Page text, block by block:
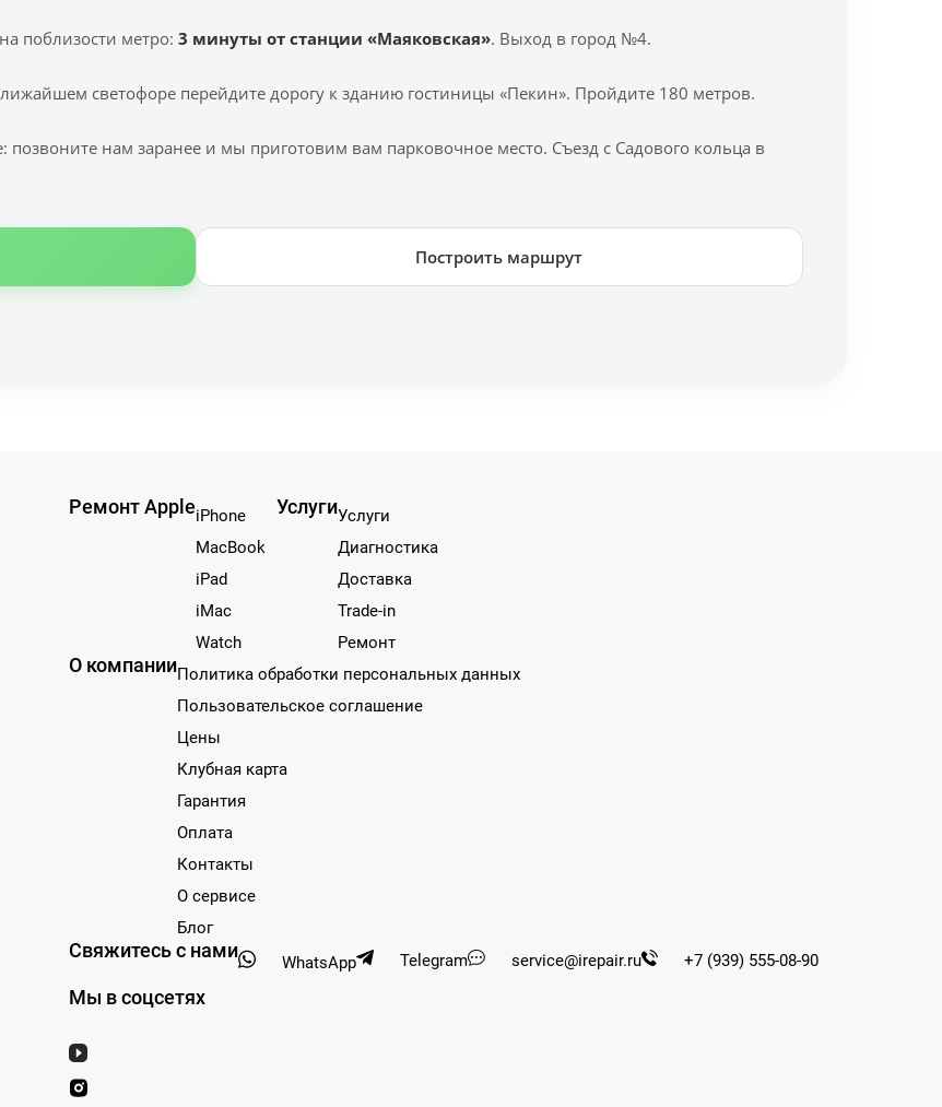
поблизости метро: 3 минуты от станции «Маяковская». Выход в город №4.
светофоре перейдите дорогу к зданию гостиницы «Пекин». Пройдите 180 метров.
нам заранее и мы приготовим вам парковочное место. Съезд с Садового кольца в
Построить маршрут
Ремонт AppleiPhone
MacBook
iPad
iMac
Watch
УслугиУслуги
Диагностика
Доставка
Trade-in
Ремонт
О компанииПолитика обработки персональных данных
Пользовательское соглашение
Цены
Клубная карта
Гарантия
Оплата
Контакты
О сервисе
Блог
Свяжитесь с нами
WhatsApp Telegram service@irepair.ru +7 (939) 555-08-90
Мы в соцсетях